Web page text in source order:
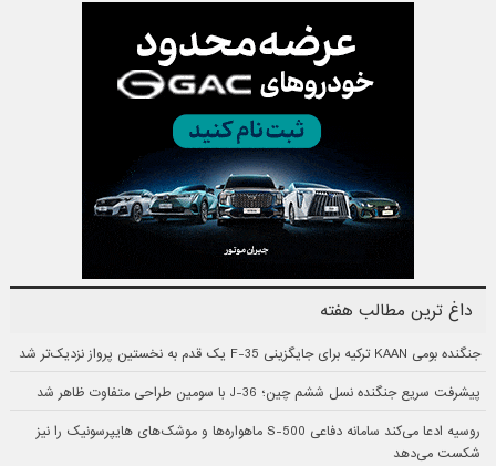
داغ ترین مطالب هفته
جنگنده بومی KAAN ترکیه برای جایگزینی F-35 یک قدم به نخستین پرواز نزدیک‌تر شد
پیشرفت سریع جنگنده نسل ششم چین؛ J-36 با سومین طراحی متفاوت ظاهر شد
روسیه ادعا می‌کند سامانه دفاعی S-500 ماهواره‌ها و موشک‌های هایپرسونیک را نیز
شکست می‌دهد